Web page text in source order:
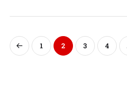
1 2 3 4